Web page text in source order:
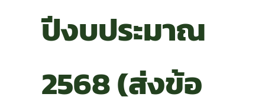
ปีงบประมาณ
2568 (ส่งข้อ